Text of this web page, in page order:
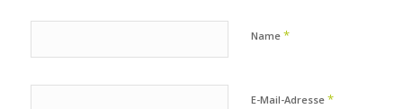
Name *
E-Mail-Adresse *